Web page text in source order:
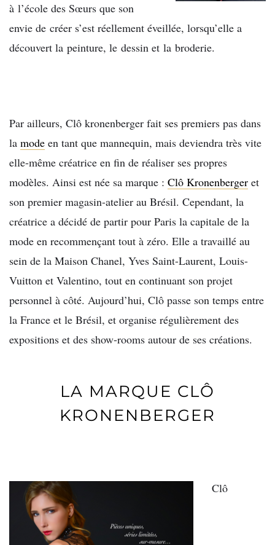
à l’école des Sœurs que son
envie de créer s’est réellement éveillée, lorsqu’elle a
découvert la peinture, le dessin et la broderie.
Par ailleurs, Clô kronenberger fait ses premiers pas dans
la mode en tant que mannequin, mais deviendra très vite
elle-même créatrice en fin de réaliser ses propres
modèles. Ainsi est née sa marque : Clô Kronenberger et
son premier magasin-atelier au Brésil. Cependant, la
créatrice a décidé de partir pour Paris la capitale de la
mode en recommençant tout à zéro. Elle a travaillé au
sein de la Maison Chanel, Yves Saint-Laurent, Louis-
Vuitton et Valentino, tout en continuant son projet
personnel à côté. Aujourd’hui, Clô passe son temps entre
la France et le Brésil, et organise régulièrement des
expositions et des show-rooms autour de ses créations.
LA MARQUE CLÔ
KRONENBERGER
Clô